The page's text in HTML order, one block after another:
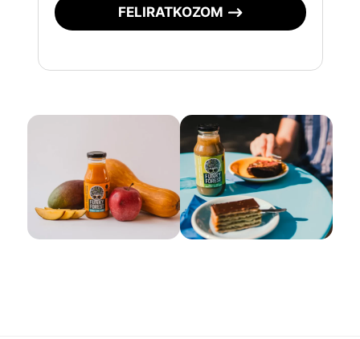
FELIRATKOZOM